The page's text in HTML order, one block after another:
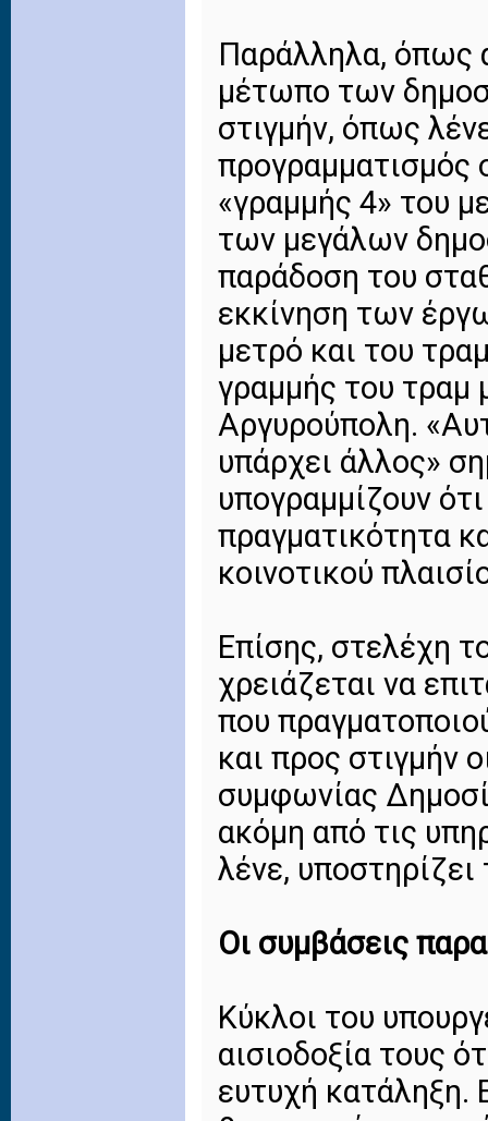
Παράλληλα, όπως
μέτωπο των
στιγμήν, όπως
προγραμματισμός
«γραμμής 4» του
των μεγάλων
παράδοση του
εκκίνηση των
μετρό και του
γραμμής του τραμ
Αργυρούπολη.
υπάρχει άλλος»
υπογραμμίζουν
πραγματικότητα
κοινοτικού
Επίσης, στελέχη
χρειάζεται να
που
και προς στιγμήν
συμφωνίας
ακόμη από τις
λένε, υποστηρίζει
Οι συμβάσεις
Κύκλοι του
αισιοδοξία τους
ευτυχή κατάληξη.